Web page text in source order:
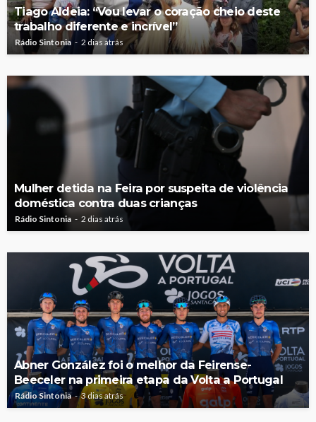
Tiago Aldeia: “Vou levar o coração cheio deste
trabalho diferente e incrível”
Rádio Sintonia 2 dias atrás
Mulher detida na Feira por suspeita de violência
doméstica contra duas crianças
Rádio Sintonia 2 dias atrás
Abner González foi o melhor da Feirense-
Beeceler na primeira etapa da Volta a Portugal
Rádio Sintonia 3 dias atrás